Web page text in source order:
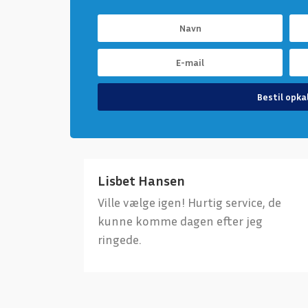
Bestil
Lisbet Hansen
Ville vælge igen! Hurtig service, de
kunne komme dagen efter jeg
ringede.